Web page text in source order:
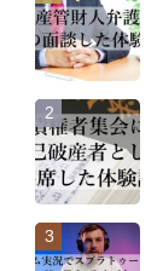
2
3